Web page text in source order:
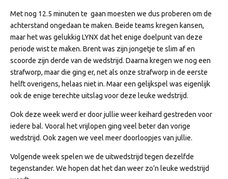
Met nog 12.5 minuten te gaan moesten we dus proberen om de
achterstand ongedaan te maken. Beide teams kregen kansen,
maar het was gelukkig LYNX dat het enige doelpunt van deze
periode wist te maken. Brent was zijn jongetje te slim af en
scoorde zijn derde van de wedstrijd. Daarna kregen we nog een
strafworp, maar die ging er, net als onze strafworp in de eerste
helft overigens, helaas niet in. Maar een gelijkspel was eigenlijk
ook de enige terechte uitslag voor deze leuke wedstrijd.
Ook deze week werd er door jullie weer keihard gestreden voor
iedere bal. Vooral het vrijlopen ging veel beter dan vorige
wedstrijd. Ook zagen we veel meer doorloopjes van jullie.
Volgende week spelen we de uitwedstrijd tegen dezelfde
tegenstander. We hopen dat het dan weer zo’n leuke wedstrijd